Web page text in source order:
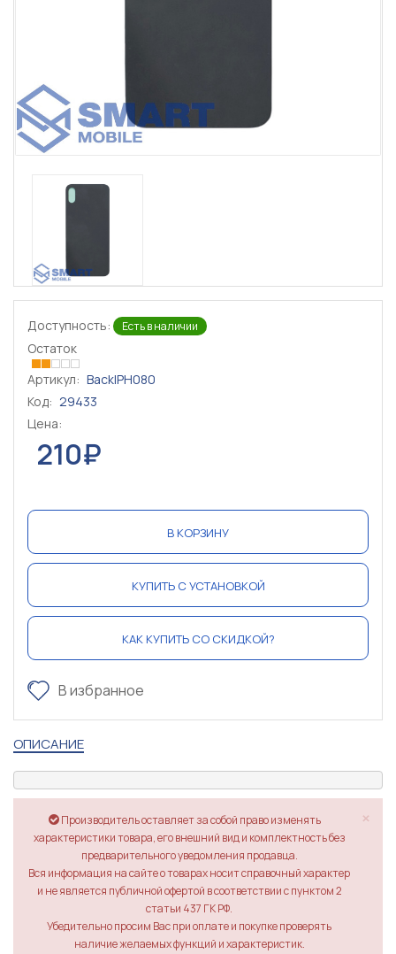
Доступность: Есть в наличии
Остаток
Артикул: BackIPH080
Код: 29433
Цена:
210₽
В КОРЗИНУ
КУПИТЬ С УСТАНОВКОЙ
КАК КУПИТЬ СО СКИДКОЙ?
В избранное
ОПИСАНИЕ
×
Производитель оставляет за собой право изменять
характеристики товара, его внешний вид и комплектность без
предварительного уведомления продавца.
Вся информация на сайте о товарах носит справочный характер
и не является публичной офертой в соответствии с пунктом 2
статьи 437 ГК РФ.
Убедительно просим Вас при оплате и покупке проверять
наличие желаемых функций и характеристик.